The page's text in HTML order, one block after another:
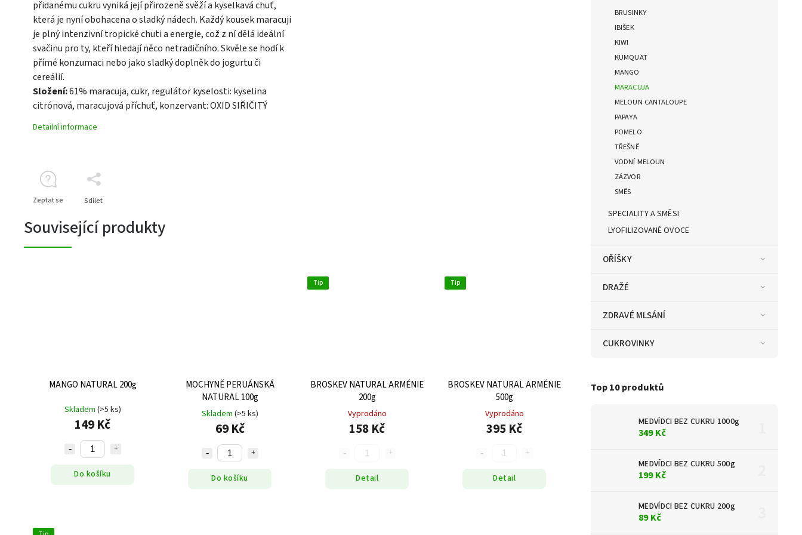
BRUSINKY
IBIŠEK
KIWI
KUMQUAT
MANGO
MARACUJA
MELOUN CANTALOUPE
PAPAYA
POMELO
TŘEŠNĚ
VODNÍ MELOUN
ZÁZVOR
SMĚS
SPECIALITY A SMĚSI
LYOFILIZOVANÉ OVOCE
OŘÍŠKY
DRAŽÉ
ZDRAVÉ MLSÁNÍ
CUKROVINKY
Top 10 produktů
MEDVÍDCI BEZ CUKRU 1000g
349 Kč
MEDVÍDCI BEZ CUKRU 500g
199 Kč
MEDVÍDCI BEZ CUKRU 200g
89 Kč
přidanému cukru vyniká její přirozeně svěží a kyselkavá chuť,
která je nyní obohacena o sladký nádech. Každý kousek maracuji
je plný intenzivní tropické chuti a energie, což z ní dělá ideální
svačinu pro ty, kteří hledají něco netradičního. Skvěle se hodí k
přímé konzumaci nebo jako sladký doplněk do jogurtu či
cereálií.
Složení:61% maracuja, cukr, regulátor kyselosti: kyselina
citrónová, maracujová příchuť, konzervant: OXID SIŘIČITÝ
Detailní informace
Zeptat se Sdílet
Související produkty
MANGO NATURAL 200g
Skladem (>5 ks)
149 Kč
Do košíku
MOCHYNĚ PERUÁNSKÁ
NATURAL 100g
Skladem (>5 ks)
69 Kč
Do košíku
Tip
BROSKEV NATURAL ARMÉNIE
200g
Vyprodáno
158 Kč
Detail
Tip
BROSKEV NATURAL ARMÉNIE
500g
Vyprodáno
395 Kč
Detail